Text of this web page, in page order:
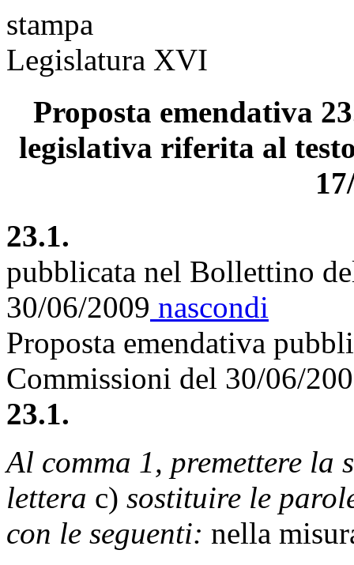
stampa
Legislatura XVI
Proposta emendativa
legislativa riferita al
23.1.
pubblicata nel Bollettino
30/06/2009 nascondi
Proposta emendativa
Commissioni del 30/06/
23.1.
Al comma 1, premettere la
lettera c) sostituire le
con le seguenti: nella